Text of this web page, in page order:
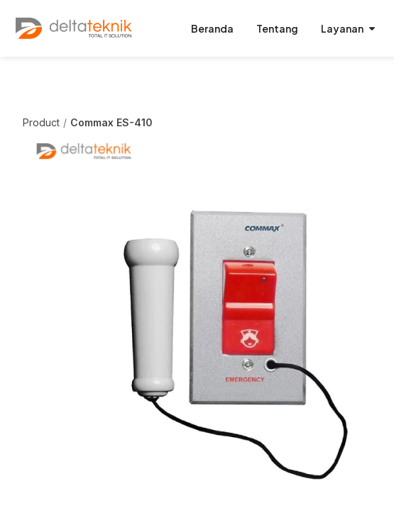
Beranda Tentang Layanan
Product Commax ES-410